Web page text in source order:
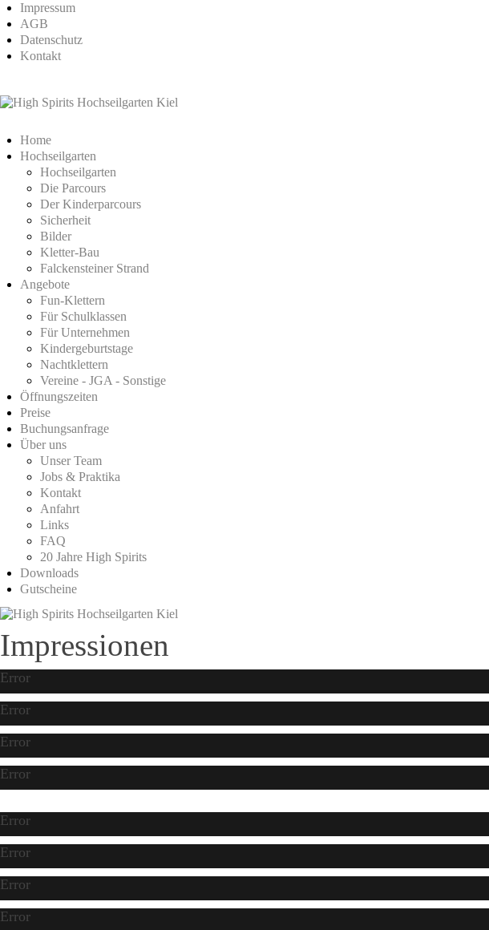
Impressum
AGB
Datenschutz
Kontakt
Home
Hochseilgarten
Hochseilgarten
Die Parcours
Der Kinderparcours
Sicherheit
Bilder
Kletter-Bau
Falckensteiner Strand
Angebote
Fun-Klettern
Für Schulklassen
Für Unternehmen
Kindergeburtstage
Nachtklettern
Vereine - JGA - Sonstige
Öffnungszeiten
Preise
Buchungsanfrage
Über uns
Unser Team
Jobs & Praktika
Kontakt
Anfahrt
Links
FAQ
20 Jahre High Spirits
Downloads
Gutscheine
Impressionen
Error
Error
Error
Error
Error
Error
Error
Error